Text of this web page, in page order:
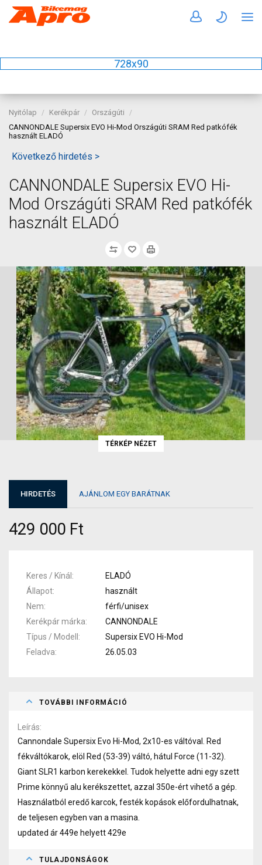
728x90
Nyitólap Kerékpár
Országúti
CANNONDALE Supersix EVO Hi-Mod Országúti SRAM Red patkófék
használt ELADÓ
Következő hirdetés >
CANNONDALE Supersix EVO Hi-
Mod Országúti SRAM Red patkófék
használt ELADÓ
TÉRKÉP NÉZET
HIRDETÉS AJÁNLOM EGY BARÁTNAK
429 000 Ft
Keres / Kínál
ELADÓ
Állapot
használt
Nem
férfi/unisex
Kerékpár márka
CANNONDALE
Típus / Modell
Supersix EVO Hi-Mod
Feladva
26.05.03
TOVÁBBI INFORMÁCIÓ
Leírás
Cannondale Supersix Evo Hi-Mod, 2x10-es váltóval. Red
fékváltókarok, elöl Red (53-39) váltó, hátul Force (11-32).
Giant SLR1 karbon kerekekkel. Tudok helyette adni egy szett
Prime könnyű alu kerékszettet, azzal 350e-ért vihető a gép.
Használatból eredő karcok, festék kopások előfordulhatnak,
de teljesen egyben van a masina.
updated ár 449e helyett 429e
TULAJDONSÁGOK